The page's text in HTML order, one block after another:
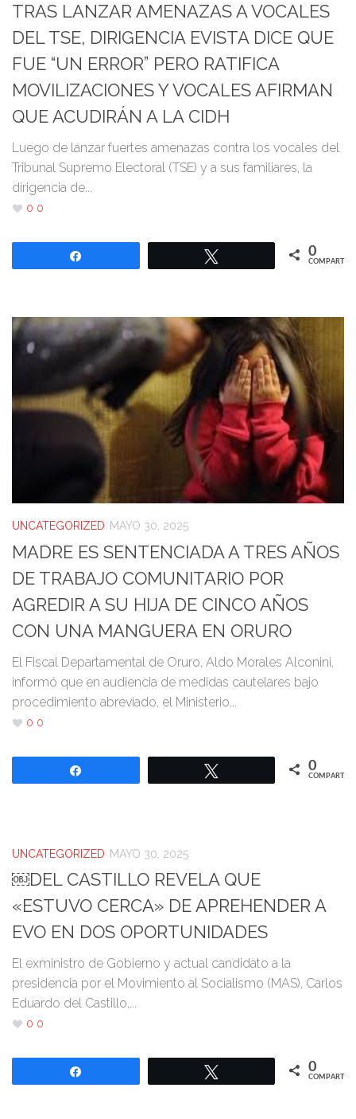
TRAS LANZAR AMENAZAS A VOCALES
DEL TSE, DIRIGENCIA EVISTA DICE QUE
FUE “UN ERROR” PERO RATIFICA
MOVILIZACIONES Y VOCALES AFIRMAN
QUE ACUDIRÁN A LA CIDH
Luego de lanzar fuertes amenazas contra los vocales del
Tribunal Supremo Electoral (TSE) y a sus familiares, la
dirigencia de...
0 0
0
COMPARTIR
UNCATEGORIZED MAYO 30, 2025
MADRE ES SENTENCIADA A TRES AÑOS
DE TRABAJO COMUNITARIO POR
AGREDIR A SU HIJA DE CINCO AÑOS
CON UNA MANGUERA EN ORURO
El Fiscal Departamental de Oruro, Aldo Morales Alconini,
informó que en audiencia de medidas cautelares bajo
procedimiento abreviado, el Ministerio...
0 0
0
COMPARTIR
UNCATEGORIZED MAYO 30, 2025
￼DEL CASTILLO REVELA QUE
«ESTUVO CERCA» DE APREHENDER A
EVO EN DOS OPORTUNIDADES
El exministro de Gobierno y actual candidato a la
presidencia por el Movimiento al Socialismo (MAS), Carlos
Eduardo del Castillo,...
0 0
0
COMPARTIR